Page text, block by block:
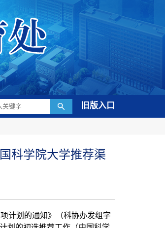
旧版入口
科学院大学推荐渠
计划的通知》（科协办发组字